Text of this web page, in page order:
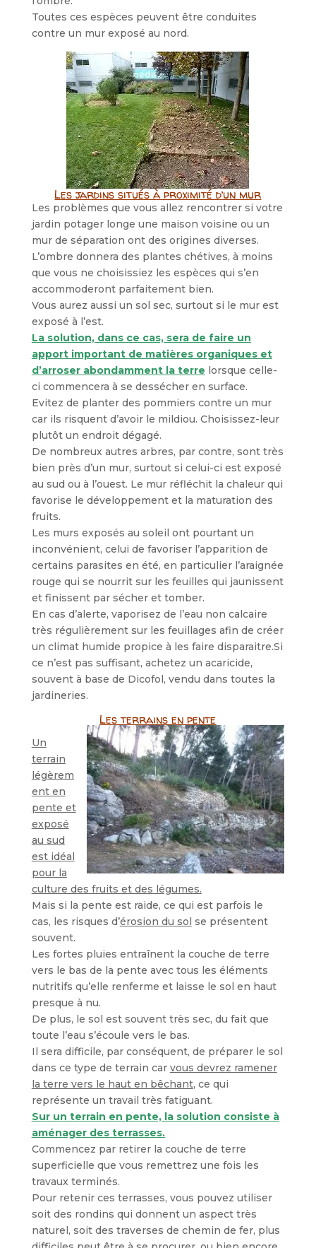
Toutes ces espèces peuvent être conduites
contre un mur exposé au nord.
Les jardins situés à proximité d’un mur
Les problèmes que vous allez rencontrer si votre
jardin potager longe une maison voisine ou un
mur de séparation ont des origines diverses.
L’ombre donnera des plantes chétives, à moins
que vous ne choisissiez les espèces qui s’en
accommoderont parfaitement bien.
Vous aurez aussi un sol sec, surtout si le mur est
exposé à l’est.
La solution, dans ce cas, sera de faire un
apport important de matières organiques et
d’arroser abondamment la terre lorsque celle-
ci commencera à se dessécher en surface.
Evitez de planter des pommiers contre un mur
car ils risquent d’avoir le mildiou. Choisissez-leur
plutôt un endroit dégagé.
De nombreux autres arbres, par contre, sont très
bien près d’un mur, surtout si celui-ci est exposé
au sud ou à l’ouest. Le mur réfléchit la chaleur qui
favorise le développement et la maturation des
fruits.
Les murs exposés au soleil ont pourtant un
inconvénient, celui de favoriser l’apparition de
certains parasites en été, en particulier l’araignée
rouge qui se nourrit sur les feuilles qui jaunissent
et finissent par sécher et tomber.
En cas d’alerte, vaporisez de l’eau non calcaire
très régulièrement sur les feuillages afin de créer
un climat humide propice à les faire disparaitre.Si
ce n’est pas suffisant, achetez un acaricide,
souvent à base de Dicofol, vendu dans toutes la
jardineries.
Les terrains en pente
Un
terrain
légèrem
ent en
pente et
exposé
au sud
est idéal
pour la
culture des fruits et des légumes.
Mais si la pente est raide, ce qui est parfois le
cas, les risques d’érosion du sol se présentent
souvent.
Les fortes pluies entraînent la couche de terre
vers le bas de la pente avec tous les éléments
nutritifs qu’elle renferme et laisse le sol en haut
presque à nu.
De plus, le sol est souvent très sec, du fait que
toute l’eau s’écoule vers le bas.
Il sera difficile, par conséquent, de préparer le sol
dans ce type de terrain car vous devrez ramener
la terre vers le haut en bêchant, ce qui
représente un travail très fatiguant.
Sur un terrain en pente, la solution consiste à
aménager des terrasses.
Commencez par retirer la couche de terre
superficielle que vous remettrez une fois les
travaux terminés.
Pour retenir ces terrasses, vous pouvez utiliser
soit des rondins qui donnent un aspect très
naturel, soit des traverses de chemin de fer, plus